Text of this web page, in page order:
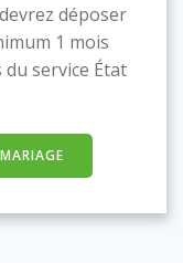
déposer
1 mois
service État